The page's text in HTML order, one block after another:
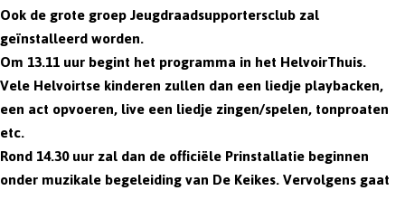
Ook de grote groep Jeugdraadsupportersclub zal
geïnstalleerd worden.
Om13.11 uurbegint het programma in het HelvoirThuis.
Vele Helvoirtse kinderen zullen dan een liedje playbacken,
een act opvoeren, live een liedje zingen/spelen, tonproaten
etc.
Rond14.30 uurzal dan de officiële Prinstallatie beginnen
onder muzikale begeleiding van De Keikes. Vervolgens gaat